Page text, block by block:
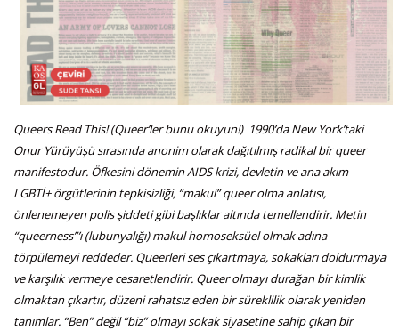
Queers Read This! (Queer’ler bunu okuyun!) 1990’da New York’taki
Onur Yürüyüşü sırasında anonim olarak dağıtılmış radikal bir queer
manifestodur. Öfkesini dönemin AIDS krizi, devletin ve ana akım
LGBTİ+ örgütlerinin tepkisizliği, “makul” queer olma anlatısı,
önlenemeyen polis şiddeti gibi başlıklar altında temellendirir. Metin
“queerness”’ı (lubunyalığı) makul homoseksüel olmak adına
törpülemeyi reddeder. Queerleri ses çıkartmaya, sokakları doldurmaya
ve karşılık vermeye cesaretlendirir. Queer olmayı durağan bir kimlik
olmaktan çıkartır, düzeni rahatsız eden bir süreklilik olarak yeniden
tanımlar. “Ben” değil “biz” olmayı sokak siyasetine sahip çıkan bir